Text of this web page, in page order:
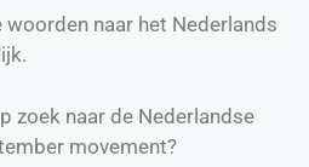
woorden naar het Nederlands
zoek naar de Nederlandse
movement?